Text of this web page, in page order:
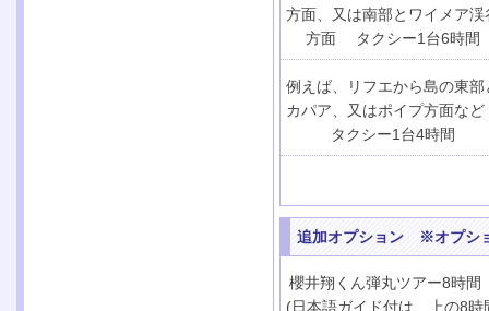
方面、又は南部とワイメア渓
方面 タクシー1台6時間
例えば、リフエから島の東部
カパア、又はポイプ方面な
タクシー1台4時間
追加オプション ※オプシ
櫻井翔くん弾丸ツアー8時
(日本語ガイド付は、上の8時